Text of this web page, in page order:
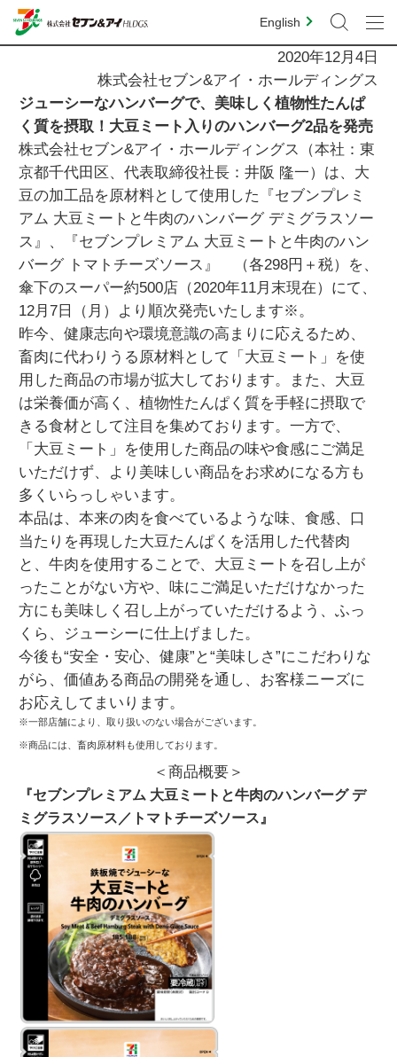
English
2020年12月4日
株式会社セブン&アイ・ホールディングス
ジューシーなハンバーグで、美味しく植物性たんぱ
く質を摂取！大豆ミート入りのハンバーグ2品を発売
株式会社セブン&アイ・ホールディングス（本社：東
京都千代田区、代表取締役社長：井阪 隆一）は、大
豆の加工品を原材料として使用した『セブンプレミ
アム 大豆ミートと牛肉のハンバーグ デミグラスソー
ス』、『セブンプレミアム 大豆ミートと牛肉のハン
バーグ トマトチーズソース』 （各298円＋税）を、
傘下のスーパー約500店（2020年11月末現在）にて、
12月7日（月）より順次発売いたします※。
昨今、健康志向や環境意識の高まりに応えるため、
畜肉に代わりうる原材料として「大豆ミート」を使
用した商品の市場が拡大しております。また、大豆
は栄養価が高く、植物性たんぱく質を手軽に摂取で
きる食材として注目を集めております。一方で、
「大豆ミート」を使用した商品の味や食感にご満足
いただけず、より美味しい商品をお求めになる方も
多くいらっしゃいます。
本品は、本来の肉を食べているような味、食感、口
当たりを再現した大豆たんぱくを活用した代替肉
と、牛肉を使用することで、大豆ミートを召し上が
ったことがない方や、味にご満足いただけなかった
方にも美味しく召し上がっていただけるよう、ふっ
くら、ジューシーに仕上げました。
今後も“安全・安心、健康”と“美味しさ”にこだわりな
がら、価値ある商品の開発を通し、お客様ニーズに
お応えしてまいります。
※一部店舗により、取り扱いのない場合がございます。
※商品には、畜肉原材料も使用しております。
＜商品概要＞
『セブンプレミアム 大豆ミートと牛肉のハンバーグ デ
ミグラスソース／トマトチーズソース』